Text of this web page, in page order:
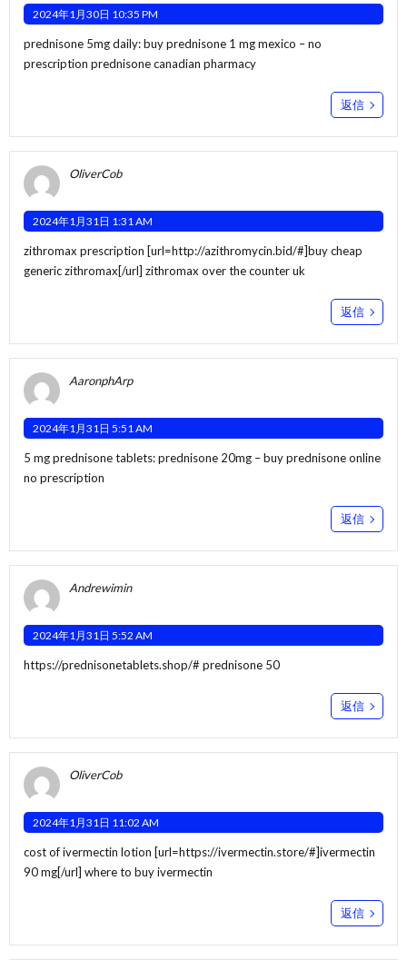
2024年1月30日 10:35 PM
prednisone 5mg daily:buy prednisone 1 mg mexico – no
prescription prednisone canadian pharmacy
返信
OliverCob
2024年1月31日 1:31 AM
zithromax prescription [url=http://azithromycin.bid/#]buy cheap
generic zithromax[/url] zithromax over the counter uk
返信
AaronphArp
2024年1月31日 5:51 AM
5 mg prednisone tablets:prednisone 20mg – buy prednisone online
no prescription
返信
Andrewimin
2024年1月31日 5:52 AM
https://prednisonetablets.shop/# prednisone 50
返信
OliverCob
2024年1月31日 11:02 AM
cost of ivermectin lotion [url=https://ivermectin.store/#]ivermectin
90 mg[/url] where to buy ivermectin
返信